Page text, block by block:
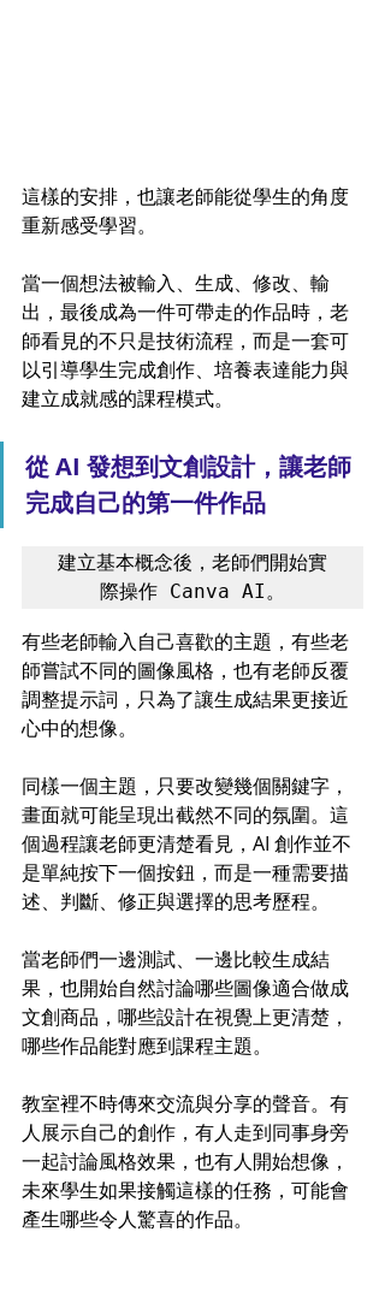
這樣的安排，也讓老師能從學生的角度
重新感受學習。
當一個想法被輸入、生成、修改、輸
出，最後成為一件可帶走的作品時，老
師看見的不只是技術流程，而是一套可
以引導學生完成創作、培養表達能力與
建立成就感的課程模式。
從 AI 發想到文創設計，讓老師
完成自己的第一件作品
建立基本概念後，老師們開始實
際操作 Canva AI。
有些老師輸入自己喜歡的主題，有些老
師嘗試不同的圖像風格，也有老師反覆
調整提示詞，只為了讓生成結果更接近
心中的想像。
同樣一個主題，只要改變幾個關鍵字，
畫面就可能呈現出截然不同的氛圍。這
個過程讓老師更清楚看見，AI 創作並不
是單純按下一個按鈕，而是一種需要描
述、判斷、修正與選擇的思考歷程。
當老師們一邊測試、一邊比較生成結
果，也開始自然討論哪些圖像適合做成
文創商品，哪些設計在視覺上更清楚，
哪些作品能對應到課程主題。
教室裡不時傳來交流與分享的聲音。有
人展示自己的創作，有人走到同事身旁
一起討論風格效果，也有人開始想像，
未來學生如果接觸這樣的任務，可能會
產生哪些令人驚喜的作品。